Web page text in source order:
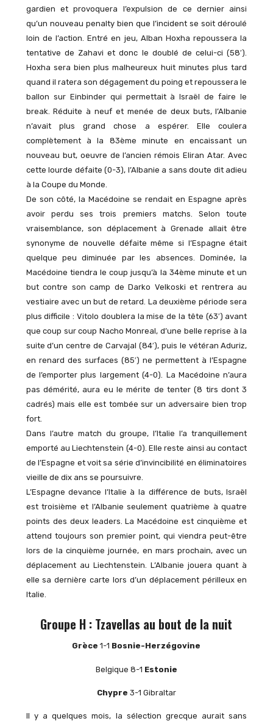
gardien et provoquera l’expulsion de ce dernier ainsi
qu’un nouveau penalty bien que l’incident se soit déroulé
loin de l’action. Entré en jeu, Alban Hoxha repoussera la
tentative de Zahavi et donc le doublé de celui-ci (58′).
Hoxha sera bien plus malheureux huit minutes plus tard
quand il ratera son dégagement du poing et repoussera le
ballon sur Einbinder qui permettait à Israël de faire le
break. Réduite à neuf et menée de deux buts, l’Albanie
n’avait plus grand chose a espérer. Elle coulera
complètement à la 83ème minute en encaissant un
nouveau but, oeuvre de l’ancien rémois Eliran Atar. Avec
cette lourde défaite (0-3), l’Albanie a sans doute dit adieu
à la Coupe du Monde.
De son côté, la Macédoine se rendait en Espagne après
avoir perdu ses trois premiers matchs. Selon toute
vraisemblance, son déplacement à Grenade allait être
synonyme de nouvelle défaite même si l’Espagne était
quelque peu diminuée par les absences. Dominée, la
Macédoine tiendra le coup jusqu’à la 34ème minute et un
but contre son camp de Darko Velkoski et rentrera au
vestiaire avec un but de retard. La deuxième période sera
plus difficile : Vitolo doublera la mise de la tête (63′) avant
que coup sur coup Nacho Monreal, d’une belle reprise à la
suite d’un centre de Carvajal (84′), puis le vétéran Aduriz,
en renard des surfaces (85′) ne permettent à l’Espagne
de l’emporter plus largement (4-0). La Macédoine n’aura
pas démérité, aura eu le mérite de tenter (8 tirs dont 3
cadrés) mais elle est tombée sur un adversaire bien trop
fort.
Dans l’autre match du groupe, l’Italie l’a tranquillement
emporté au Liechtenstein (4-0). Elle reste ainsi au contact
de l’Espagne et voit sa série d’invincibilité en éliminatoires
vieille de dix ans se poursuivre.
L’Espagne devance l’Italie à la différence de buts, Israël
est troisième et l’Albanie seulement quatrième à quatre
points des deux leaders. La Macédoine est cinquième et
attend toujours son premier point, qui viendra peut-être
lors de la cinquième journée, en mars prochain, avec un
déplacement au Liechtenstein. L’Albanie jouera quant à
elle sa dernière carte lors d’un déplacement périlleux en
Italie.
Groupe H : Tzavellas au bout de la nuit
Grèce 1-1 Bosnie-Herzégovine
Belgique 8-1 Estonie
Chypre 3-1 Gibraltar
Il y a quelques mois, la sélection grecque aurait sans